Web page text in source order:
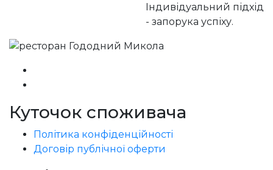
Індивідуальний підхід
- запорука успіху.
Куточок споживача
Політика конфіденційності
Договір публічної оферти